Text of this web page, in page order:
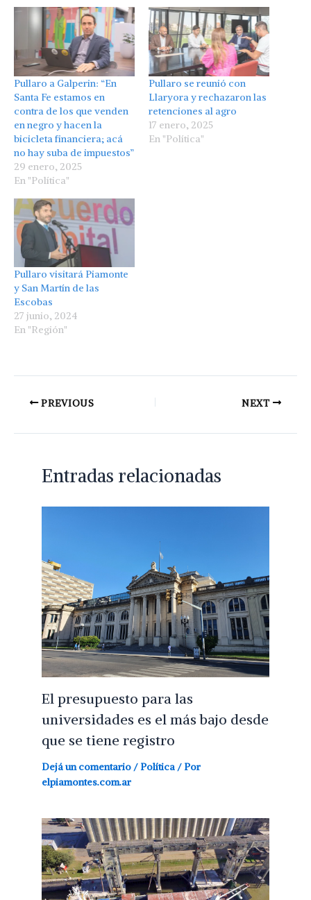
Pullaro a Galperin: “En
Santa Fe estamos en
contra de los que venden
en negro y hacen la
bicicleta financiera; acá
no hay suba de impuestos”
29 enero, 2025
En "Política"
Pullaro se reunió con
Llaryora y rechazaron las
retenciones al agro
17 enero, 2025
En "Política"
Pullaro visitará Piamonte
y San Martín de las
Escobas
27 junio, 2024
En "Región"
PREVIOUS NEXT
Entradas relacionadas
El presupuesto para las
universidades es el más bajo desde
que se tiene registro
Dejá un comentario /Política / Por
elpiamontes.com.ar